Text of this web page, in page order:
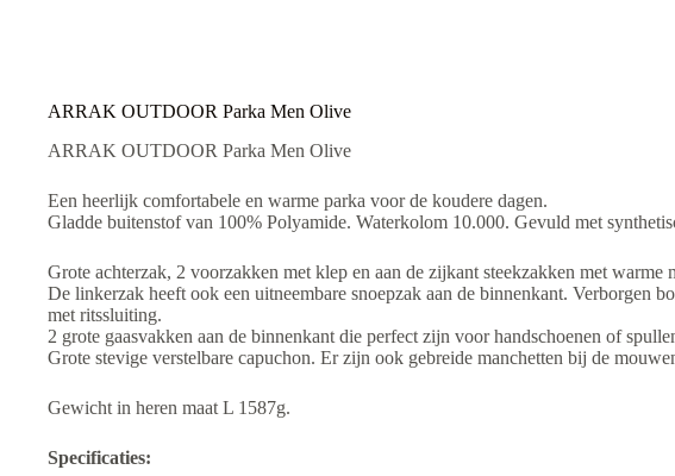
:
ARRAK OUTDOOR Parka Men Olive
ARRAK OUTDOOR Parka Men Olive
Een heerlijk comfortabele en warme parka voor de koudere dagen.
Gladde buitenstof van 100% Polyamide. Waterkolom 10.000. Gevuld met
Grote achterzak, 2 voorzakken met klep en aan de zijkant steekzakken met warme
De linkerzak heeft ook een uitneembare snoepzak aan de binnenkant. Verborgen
met ritssluiting.
2 grote gaasvakken aan de binnenkant die perfect zijn voor handschoenen of
Grote stevige verstelbare capuchon. Er zijn ook gebreide manchetten bij de
Gewicht in heren maat L 1587g.
Specificaties: